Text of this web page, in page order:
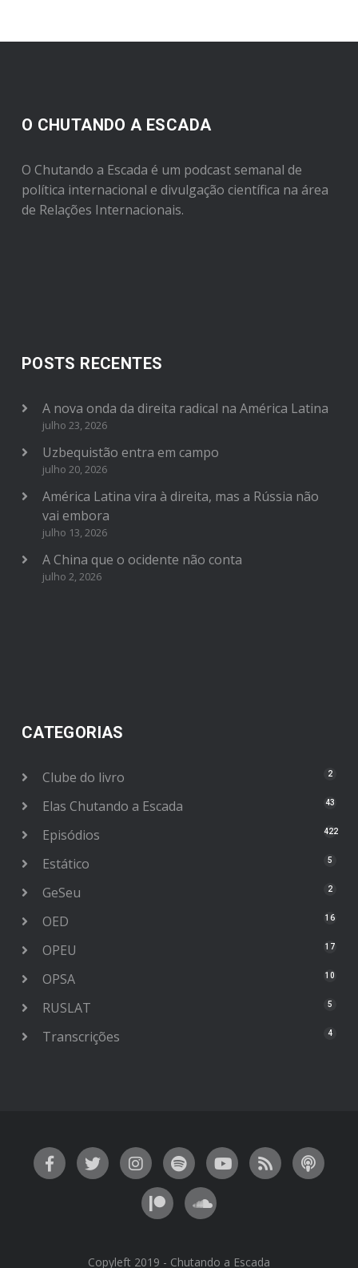
O CHUTANDO A ESCADA
O Chutando a Escada é um podcast semanal de
política internacional e divulgação científica na área
de Relações Internacionais.
POSTS RECENTES
A nova onda da direita radical na América Latina
julho 23, 2026
Uzbequistão entra em campo
julho 20, 2026
América Latina vira à direita, mas a Rússia não
vai embora
julho 13, 2026
A China que o ocidente não conta
julho 2, 2026
CATEGORIAS
Clube do livro 2
Elas Chutando a Escada 43
Episódios 422
Estático 5
GeSeu 2
OED 16
OPEU 17
OPSA 10
RUSLAT 5
Transcrições 4
Copyleft 2019 - Chutando a Escada